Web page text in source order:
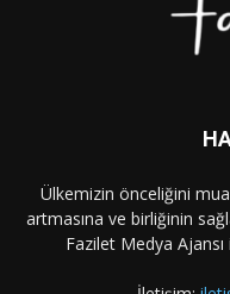
Ülkemizin önceliğini
artmasına ve birliğinin
Fazilet Medya